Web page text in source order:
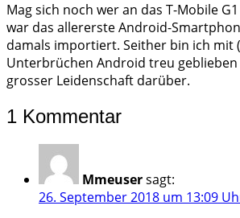
Mag sich noch wer an das T-Mobile
war das allererste Android-
damals importiert. Seither bin ich mit
Unterbrüchen Android treu
grosser Leidenschaft darüber.
1 Kommentar
Mmeusersagt:
26. September 2018 um 13:09